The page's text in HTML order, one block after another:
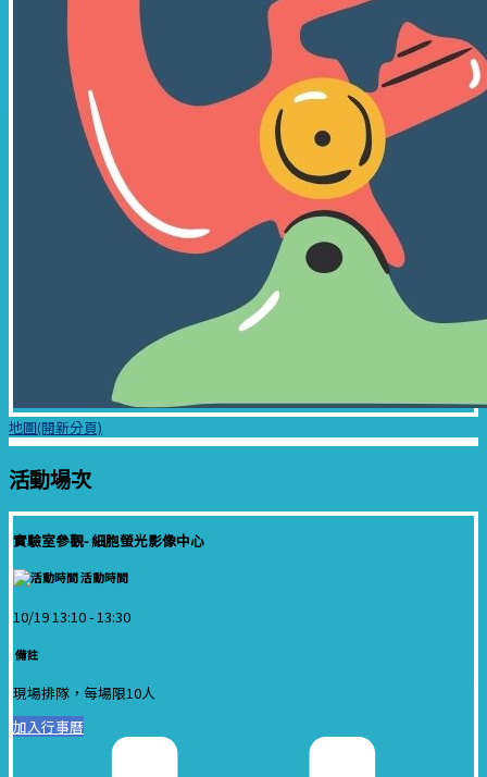
地圖(開新分頁)
活動場次
實驗室參觀- 細胞螢光影像中心
活動時間
10/19 13:10 -13:30
備註
現場排隊，每場限10人
加入行事曆